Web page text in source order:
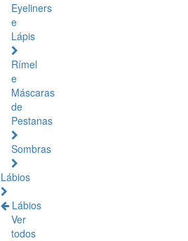
Eyeliners
e
Lápis
Rímel
e
Máscaras
de
Pestanas
Sombras
Lábios
Lábios
Ver
todos